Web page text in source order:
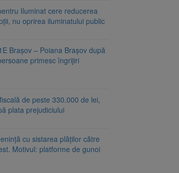
Iluminat cere reducerea
nu oprirea iluminatului public
Brașov – Poiana Brașov după
primesc îngrijiri
de peste 330.000 de lei,
plata prejudiciului
cu sistarea plăților către
Motivul: platforme de gunoi